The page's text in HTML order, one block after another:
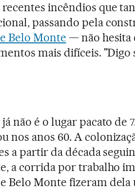
recentes incêndios que
passando pela
Belo Monte — não hesita
mais difíceis. "Digo
não é o lugar pacato de
nos anos 60. A
a partir da década
a corrida por trabalho
Belo Monte fizeram dela